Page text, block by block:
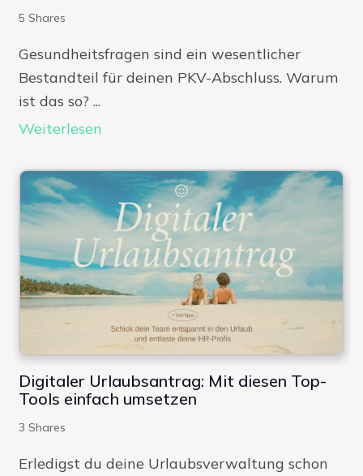
5 Shares
Gesundheitsfragen sind ein wesentlicher
Bestandteil für deinen PKV-Abschluss. Warum
ist das so? ...
Weiterlesen
Digitaler Urlaubsantrag: Mit diesen Top-
Tools einfach umsetzen
3 Shares
Erledigst du deine Urlaubsverwaltung schon